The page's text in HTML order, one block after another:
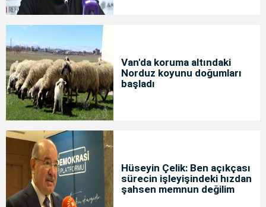
Van'da koruma altındaki
Norduz koyunu doğumları
başladı
Hüseyin Çelik: Ben açıkçası
sürecin işleyişindeki hızdan
şahsen memnun değilim